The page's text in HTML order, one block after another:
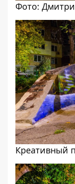
Фото:
Креативный